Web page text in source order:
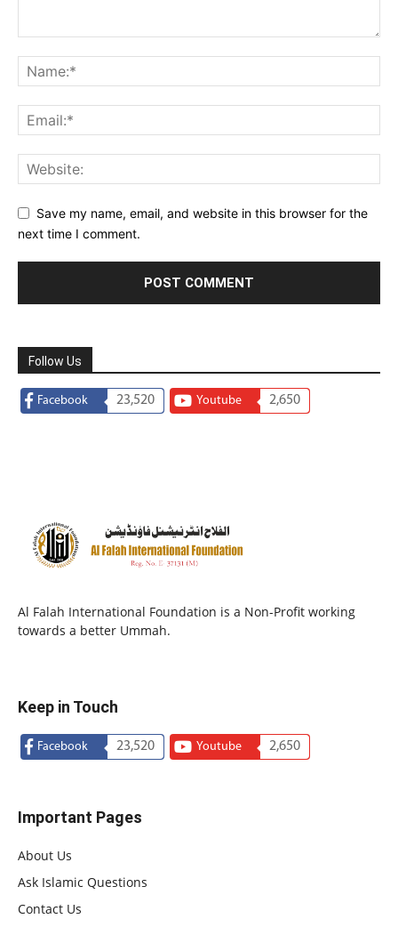
Save my name, email, and website in this browser for the
next time I comment.
Follow Us
Facebook 23,520 Youtube 2,650
Al Falah International Foundation is a Non-Profit working
towards a better Ummah.
Keep in Touch
Facebook 23,520 Youtube 2,650
Important Pages
About Us
Ask Islamic Questions
Contact Us